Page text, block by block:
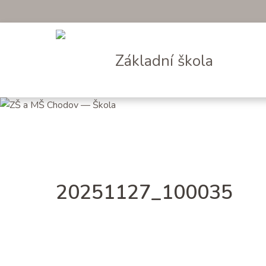
Základní škola
20251127_100035